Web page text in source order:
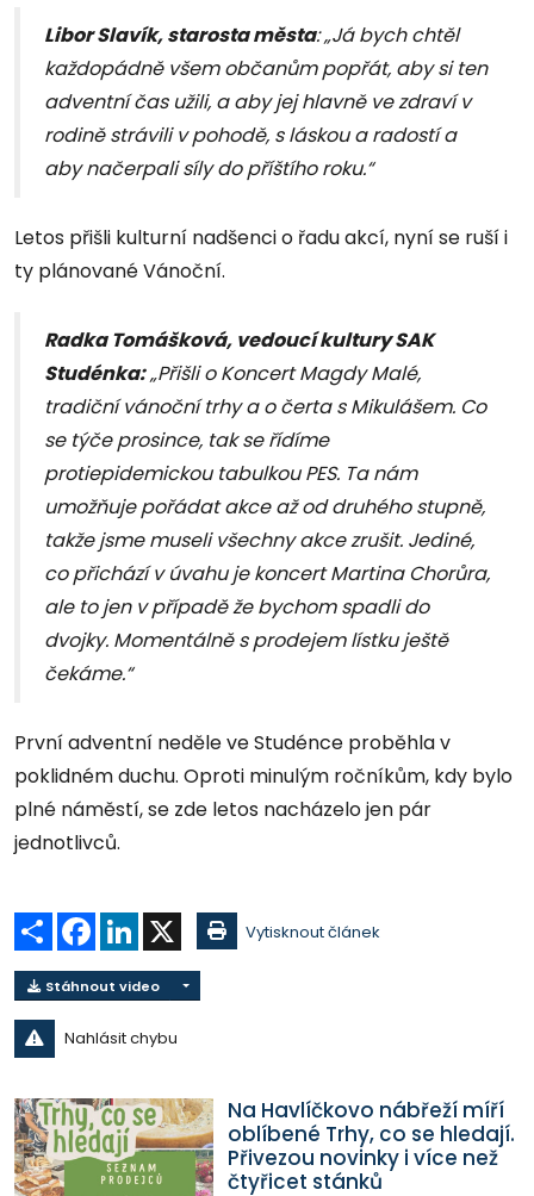
Libor Slavík, starosta města: „Já bych chtěl
každopádně všem občanům popřát, aby si ten
adventní čas užili, a aby jej hlavně ve zdraví v
rodině strávili v pohodě, s láskou a radostí a
aby načerpali síly do příštího roku.“
Letos přišli kulturní nadšenci o řadu akcí, nyní se ruší i
ty plánované Vánoční.
Radka Tomášková, vedoucí kultury SAK
Studénka:„Přišli o Koncert Magdy Malé,
tradiční vánoční trhy a o čerta s Mikulášem. Co
se týče prosince, tak se řídíme
protiepidemickou tabulkou PES. Ta nám
umožňuje pořádat akce až od druhého stupně,
takže jsme museli všechny akce zrušit. Jediné,
co přichází v úvahu je koncert Martina Chorůra,
ale to jen v případě že bychom spadli do
dvojky. Momentálně s prodejem lístku ještě
čekáme.“
První adventní neděle ve Studénce proběhla v
poklidném duchu. Oproti minulým ročníkům, kdy bylo
plné náměstí, se zde letos nacházelo jen pár
jednotlivců.
Sdílet Facebook
LinkedIn Vytisknout článek
Stáhnout video
Nahlásit chybu
Na Havlíčkovo nábřeží míří
oblíbené Trhy, co se hledají.
Přivezou novinky i více než
čtyřicet stánků